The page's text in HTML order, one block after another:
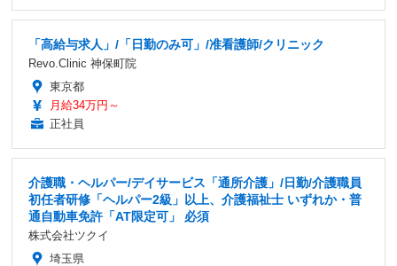
「高給与求人」/「日勤のみ可」/准看護師/クリニック
Revo.Clinic 神保町院
東京都
月給34万円～
正社員
介護職・ヘルパー/デイサービス「通所介護」/日勤/介護職員
初任者研修「ヘルパー2級」以上、介護福祉士 いずれか・普
通自動車免許「AT限定可」 必須
株式会社ツクイ
埼玉県